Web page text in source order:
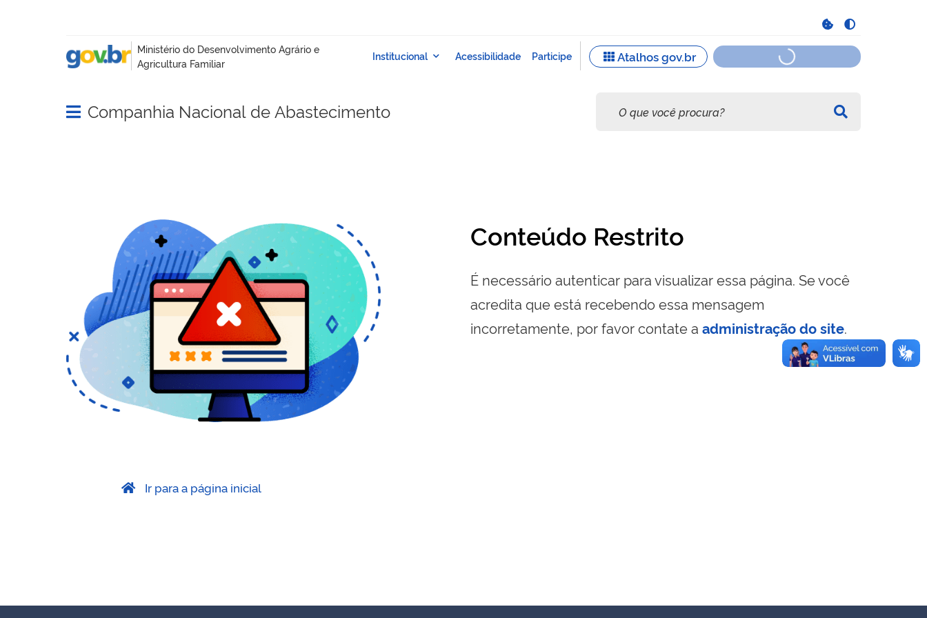
Abrir menu principal de navegação
Companhia Nacional de Abastecimento
Conteúdo Restrito
É necessário autenticar para visualizar essa página. Se você
acredita que está recebendo essa mensagem
incorretamente, por favor contate a administração do site.
Ir para a página inicial